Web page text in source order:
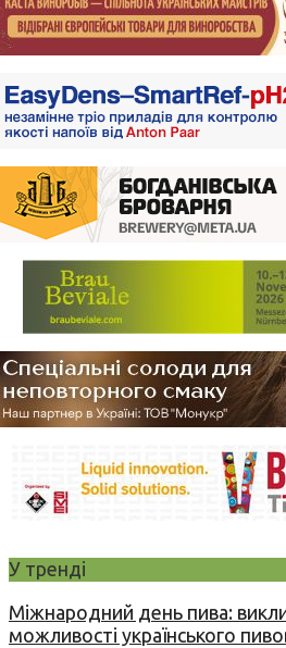
У тренді
Міжнародний день пива:
можливості українського